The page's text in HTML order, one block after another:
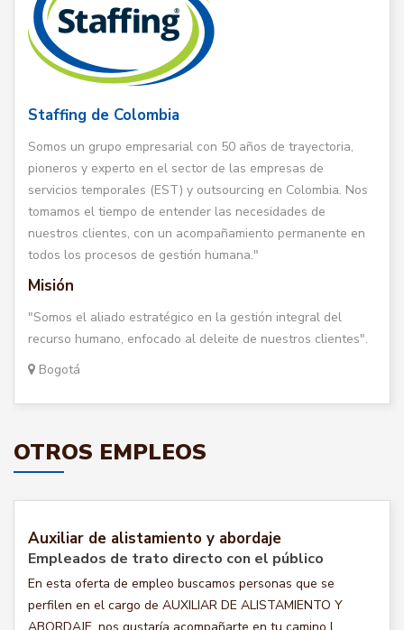
Staffing de Colombia
Somos un grupo empresarial con 50 años de trayectoria,
pioneros y experto en el sector de las empresas de
servicios temporales (EST) y outsourcing en Colombia. Nos
tomamos el tiempo de entender las necesidades de
nuestros clientes, con un acompañamiento permanente en
todos los procesos de gestión humana."
Misión
"Somos el aliado estratégico en la gestión integral del
recurso humano, enfocado al deleite de nuestros clientes".
Bogotá
OTROS EMPLEOS
Auxiliar de alistamiento y abordaje
Empleados de trato directo con el público
En esta oferta de empleo buscamos personas que se
perfilen en el cargo de AUXILIAR DE ALISTAMIENTO Y